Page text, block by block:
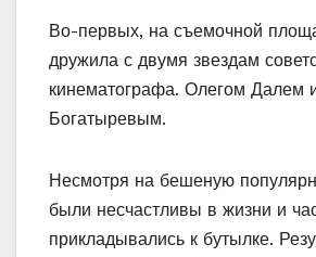
Во-первых, на съемочной
дружила с двумя звездам
кинематографа. Олегом Далем
Богатыревым.
Несмотря на бешеную
были несчастливы в жизни и
прикладывались к бутылке.